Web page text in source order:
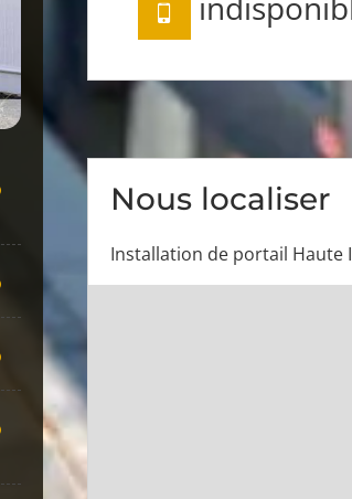
Nous localiser
Installation de portail Haute